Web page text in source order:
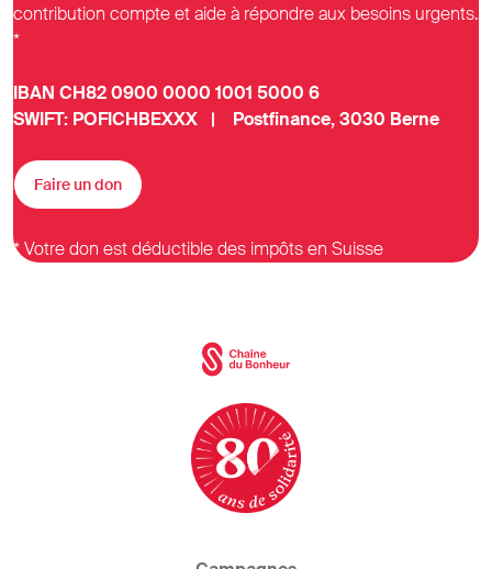
contribution compte et aide à répondre aux besoins urgents.
*
IBAN CH82 0900 0000 1001 5000 6
SWIFT: POFICHBEXXX | Postfinance, 3030 Berne
Faire un don
* Votre don est déductible des impôts en Suisse